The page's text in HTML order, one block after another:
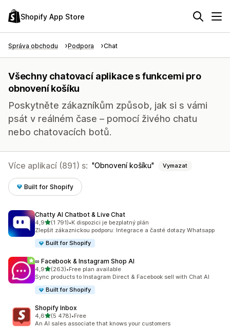
Shopify App Store
Správa obchodu Podpora Chat
Všechny chatovací aplikace s funkcemi pro
obnovení košíku
Poskytněte zákazníkům způsob, jak si s vámi
psát v reálném čase – pomocí živého chatu
nebo chatovacích botů.
Více aplikací (891) s: Obnovení košíku Vymazat
Built for Shopify
Chatty AI Chatbot & Live Chat
4,9z 5 hvězd
(1 791)
Celkový počet recenzí: 1791
•K dispozici je bezplatný plán
Zlepšit zákaznickou podporu: Integrace a časté dotazy Whatsapp
Built for Shopify
∞ Facebook & Instagram Shop AI
4,9z 5 hvězd
(263)
Celkový počet recenzí: 263
•Free plan available
Sync products to Instagram Direct & Facebook sell with Chat AI
Built for Shopify
Shopify Inbox
4,6z 5 hvězd
(5 478)
Celkový počet recenzí: 5478
•Free
An AI sales associate that knows your customers